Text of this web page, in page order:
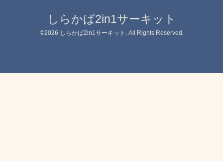
しらかば2in1サーキット
©2026 しらかば2in1サーキット . All Rights Reserved.